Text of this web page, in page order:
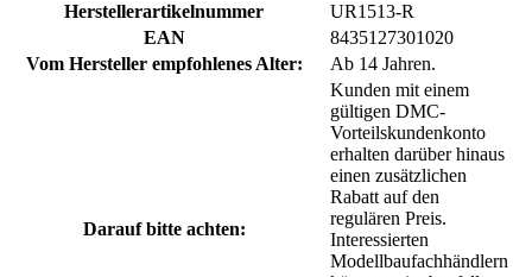
Herstellerartikelnummer
UR1513-R
EAN
8435127301020
Vom Hersteller empfohlenes Alter:
Ab 14 Jahren.
Darauf bitte achten:
Kunden mit einem
gültigen DMC-
Vorteilskundenkonto
erhalten darüber hinaus
einen zusätzlichen
Rabatt auf den
regulären Preis.
Interessierten
Modellbaufachhändlern